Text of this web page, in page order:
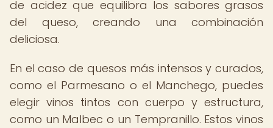
de acidez que equilibra los sabores grasos
del queso, creando una combinación
deliciosa.
En el caso de quesos más intensos y curados,
como el Parmesano o el Manchego, puedes
elegir vinos tintos con cuerpo y estructura,
como un Malbec o un Tempranillo. Estos vinos